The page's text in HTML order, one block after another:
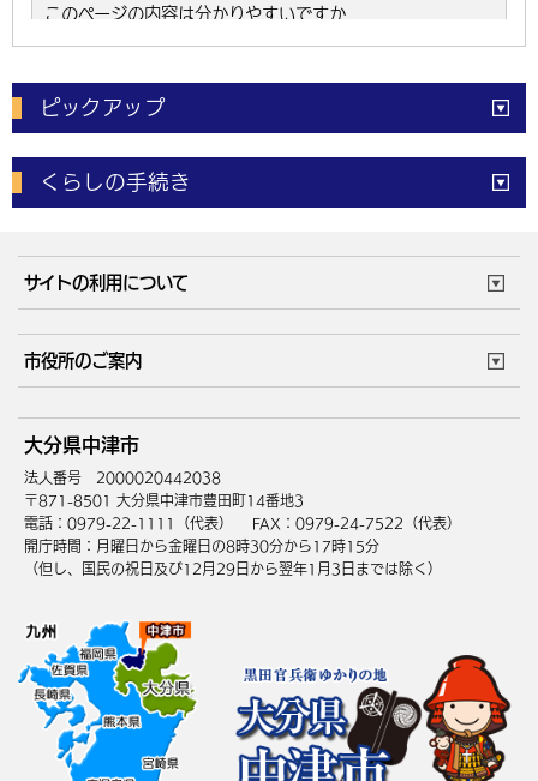
ピックアップ
電子申請 窓口の混雑状況
体育施設予約状況 ご意見・ご要望
くらしの手続き
成人・仕事
住まい・引越 ごみ・環境
健康・医療 障がい・福祉
高齢・介護
サイトの利用について
サイトマップ
市役所のご案内
庁舎地図 組織案内
中津市へのアクセス
大分県中津市
法人番号 2000020442038
〒871-8501 大分県中津市豊田町14番地3
電話：0979-22-1111（代表）
FAX：0979-24-7522（代表）
開庁時間：月曜日から金曜日の8時30分から17時15分
（但し、国民の祝日及び12月29日から翌年1月3日までは除く）